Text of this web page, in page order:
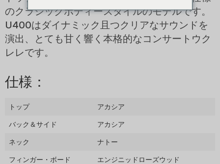
のクラシックボディースタイルのモデルです。
U400はダイナミック且つクリアなサウンドを
演出、とても甘く響く本格的なコンサートウク
レレです。
仕様：
トップ アカシア
バック＆サイド アカシア
ネック ナトー
フィンガー・ボード エンジニッドローズウッド